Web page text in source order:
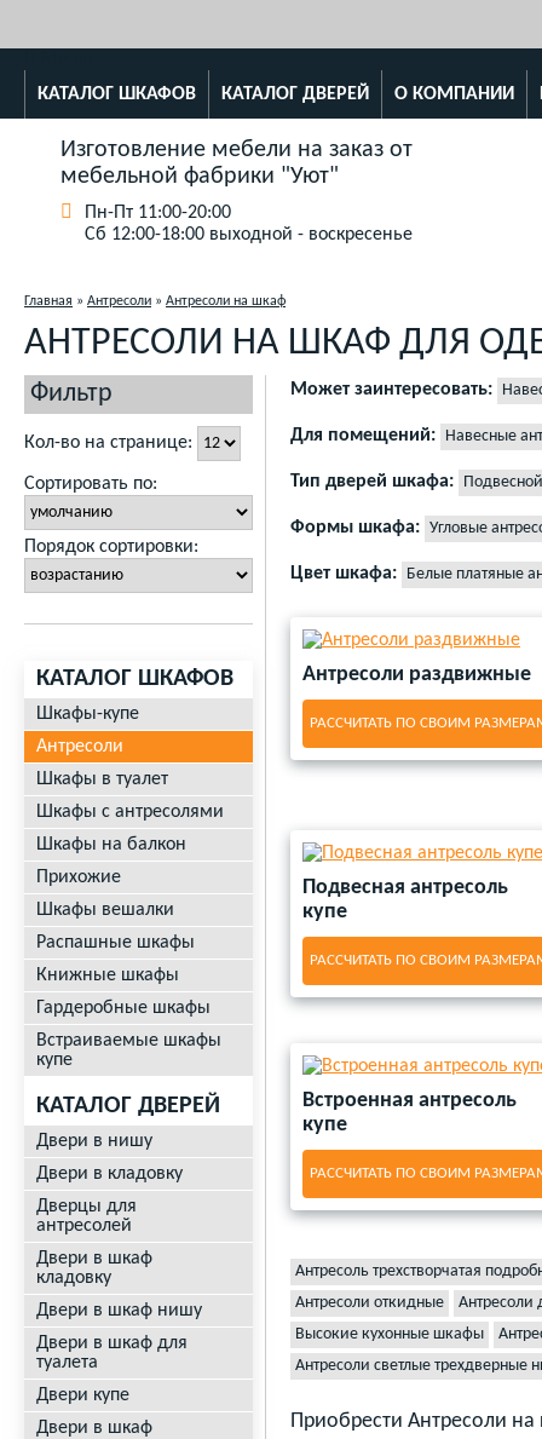
КАТАЛОГ ШКАФОВ
КАТАЛОГ ДВЕРЕЙ О КОМПАНИИ
Изготовление мебели на заказ от
мебельной фабрики "Уют"
Пн-Пт 11:00-20:00
Сб 12:00-18:00 выходной - воскресенье
Главная » Антресоли » Антресоли на шкаф
АНТРЕСОЛИ НА ШКАФ ДЛЯ
Фильтр
Кол-во на странице:
Сортировать по:
Порядок сортировки:
КАТАЛОГ ШКАФОВ
Шкафы-купе
Антресоли
Шкафы в туалет
Шкафы с антресолями
Шкафы на балкон
Прихожие
Шкафы вешалки
Распашные шкафы
Книжные шкафы
Гардеробные шкафы
Встраиваемые шкафы
купе
КАТАЛОГ ДВЕРЕЙ
Двери в нишу
Двери в кладовку
Дверцы для
антресолей
Двери в шкаф
кладовку
Двери в шкаф нишу
Двери в шкаф для
туалета
Двери купе
Двери в шкаф
Может заинтересовать:
Антресоли в комнату с низкими
Антресоли трехстворчатые для
Корпусные антресоли для шкафа
Ящики в коридор под потолком
Антресоль 2 створчатая c
Антресоль полка месяцев
Антресоль комод
Антресоли в
Для помещений: Навесные
Антресоль над входной дверью
Антресоли в гостиную
Антресоли для маленькой
Встроенные антресоли в
Подвесные шкафы для ванной
Тип дверей шкафа:
Кухонные шкафы антресоли над
Встроенные прихожие
Антресоли над дверным проемом
Открытые антресоли на кухню
Потолочные антресоли купе над
Шкафы настенные навесные с
Антресоли со стеклянными
Формы шкафа: Угловые
Антресоли на угловой шкаф
Узкие антресоли со стеклом
Цвет шкафа: Белые платяные
Антресоли цвет Орех
Антресоли раздвижные
РАССЧИТАТЬ ПО СВОИМ
Подвесная антресоль
купе
РАССЧИТАТЬ ПО СВОИМ
Встроенная антресоль
купе
РАССЧИТАТЬ ПО СВОИМ
Антресоль трехстворчатая
Антресоли откидные
Антресоли
Высокие кухонные шкафы
Антресоли светлые трехдверные
Приобрести Антресоли